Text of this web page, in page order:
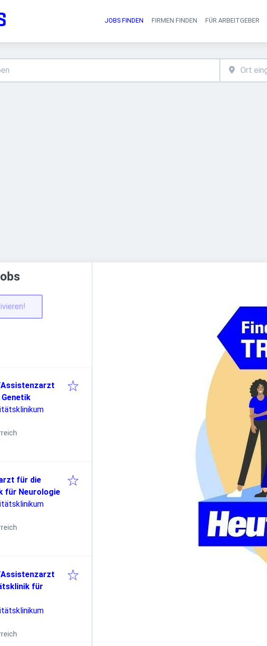
JOBS FINDEN FIRMEN FINDEN FÜR ARBEITGEBER
für die
für Neurologie
für